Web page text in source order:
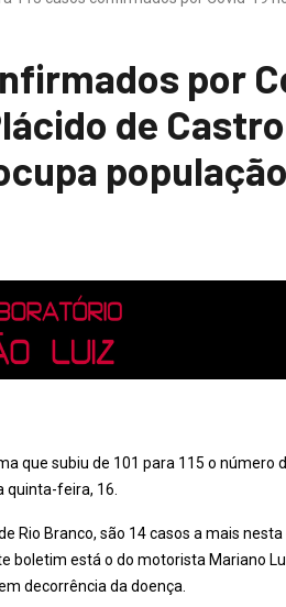
por
de Castro
população
que subiu de 101 para 115 o número
feira, 16.
Rio Branco, são 14 casos a mais
boletim está o do motorista Mariano
decorrência da doença.